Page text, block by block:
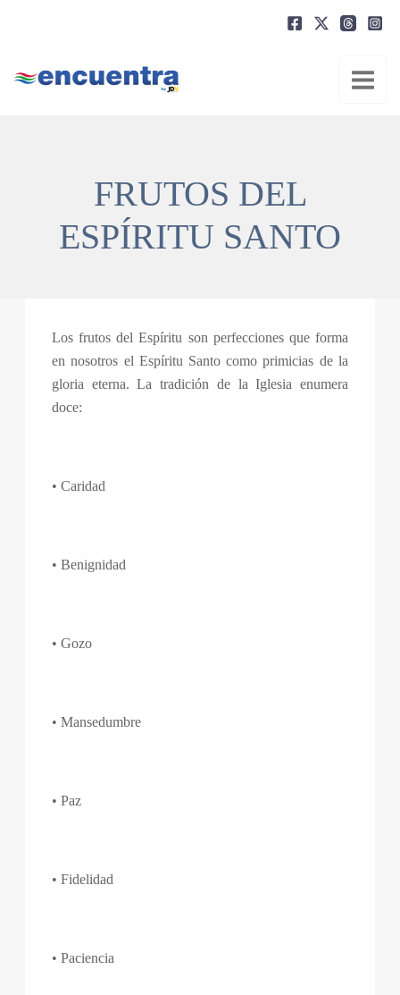
FRUTOS DEL
ESPÍRITU SANTO
Los frutos del Espíritu son perfecciones que forma
en nosotros el Espíritu Santo como primicias de la
gloria eterna. La tradición de la Iglesia enumera
doce:
• Caridad
• Benignidad
• Gozo
• Mansedumbre
• Paz
• Fidelidad
• Paciencia